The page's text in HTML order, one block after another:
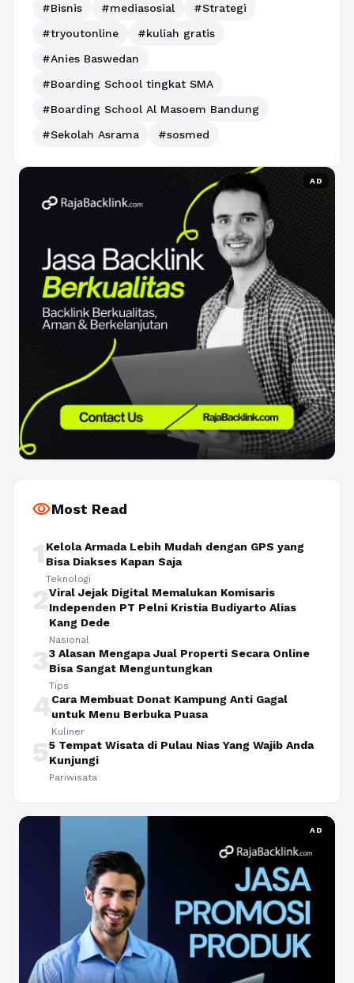
#Bisnis #mediasosial
#Strategi
#tryoutonline
#kuliah gratis
#Anies Baswedan
#Boarding School tingkat SMA
#Boarding School Al Masoem Bandung
#Sekolah Asrama
#sosmed
AD
visibilityMost Read
1 Kelola Armada Lebih Mudah dengan GPS yang
Bisa Diakses Kapan Saja
Teknologi
2Viral Jejak Digital Memalukan Komisaris
Independen PT Pelni Kristia Budiyarto Alias
Kang Dede
Nasional
33 Alasan Mengapa Jual Properti Secara Online
Bisa Sangat Menguntungkan
Tips
4Cara Membuat Donat Kampung Anti Gagal
untuk Menu Berbuka Puasa
Kuliner
55 Tempat Wisata di Pulau Nias Yang Wajib Anda
Kunjungi
Pariwisata
AD